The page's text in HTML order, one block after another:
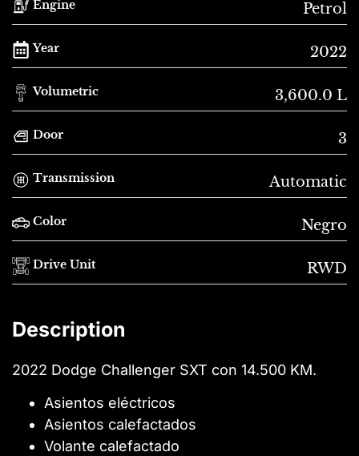
Engine Petrol
Year 2022
Volumetric 3,600.0 L
Door 3
Transmission Automatic
Color Negro
Drive Unit RWD
Description
2022 Dodge Challenger SXT con 14.500 KM.
Asientos eléctricos
Asientos calefactados
Volante calefactado